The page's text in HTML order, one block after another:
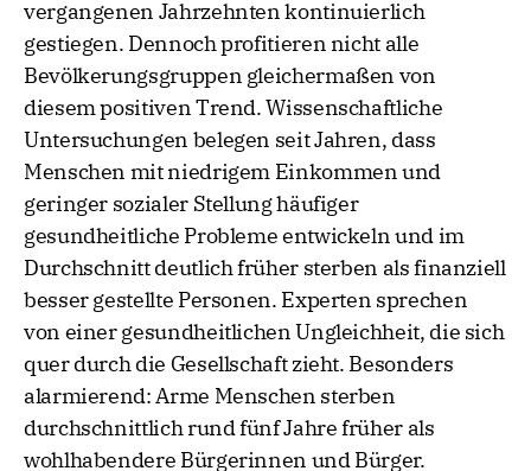
vergangenen Jahrzehnten kontinuierlich
gestiegen. Dennoch profitieren nicht alle
Bevölkerungsgruppen gleichermaßen von
diesem positiven Trend. Wissenschaftliche
Untersuchungen belegen seit Jahren, dass
Menschen mit niedrigem Einkommen und
geringer sozialer Stellung häufiger
gesundheitliche Probleme entwickeln und im
Durchschnitt deutlich früher sterben als finanziell
besser gestellte Personen. Experten sprechen
von einer gesundheitlichen Ungleichheit, die sich
quer durch die Gesellschaft zieht. Besonders
alarmierend: Arme Menschen sterben
durchschnittlich rund fünf Jahre früher als
wohlhabendere Bürgerinnen und Bürger.